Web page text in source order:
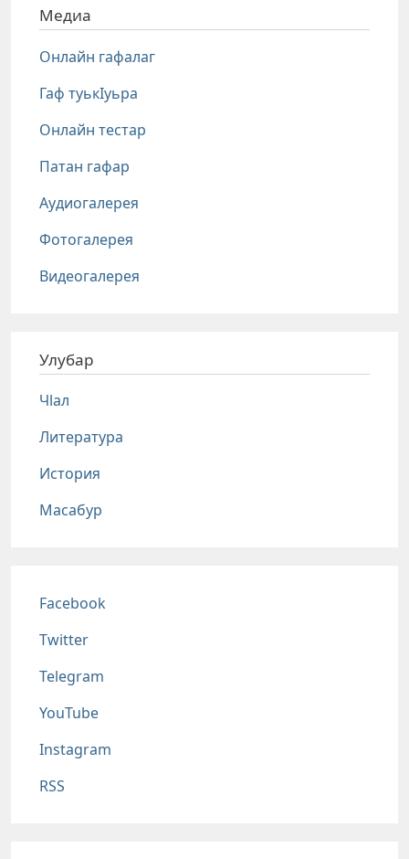
Медиа
Онлайн гафалаг
Гаф туькIуьра
Онлайн тестар
Патан гафар
Аудиогалерея
Фотогалерея
Видеогалерея
Улубар
Чlал
Литература
История
Масабур
Соц сети
Facebook
Twitter
Telegram
YouTube
Instagram
RSS